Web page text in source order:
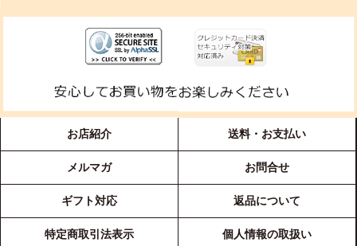
お店紹介 送料・お支払い
メルマガ お問合せ
ギフト対応 返品について
特定商取引法表示 個人情報の取扱い